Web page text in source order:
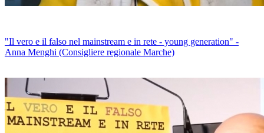
"Il vero e il falso nel mainstream e in rete - young generation" -
Anna Menghi (Consigliere regionale Marche)